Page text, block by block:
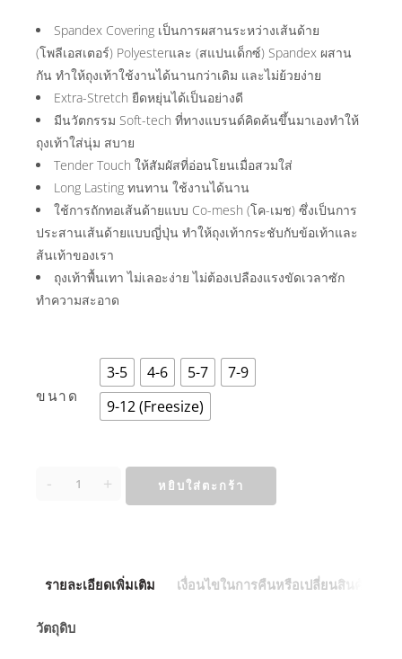
Spandex Covering เป็นการผสานระหว่างเส้นด้าย
(โพลีเอสเตอร์) Polyesterและ (สแปนเด็กซ์) Spandex ผสาน
กัน ทำให้ถุงเท้าใช้งานได้นานกว่าเดิม และไม่ย้วยง่าย
Extra-Stretch ยืดหยุ่นได้เป็นอย่างดี
มีนวัตกรรม Soft-tech ที่ทางแบรนด์คิดค้นขึ้นมาเองทำให้
ถุงเท้าใส่นุ่ม สบาย
Tender Touch ให้สัมผัสที่อ่อนโยนเมื่อสวมใส่
Long Lasting ทนทาน ใช้งานได้นาน
ใช้การถักทอเส้นด้ายแบบ Co-mesh (โค-เมช) ซึ่งเป็นการ
ประสานเส้นด้ายแบบญี่ปุ่น ทำให้ถุงเท้ากระชับกับข้อเท้าและ
ส้นเท้าของเรา
ถุงเท้าพื้นเทา ไม่เลอะง่าย ไม่ต้องเปลืองแรงขัดเวลาซัก
ทำความสะอาด
ขนาด
3-5 4-6 5-7
7-9
9-12 (Freesize)
+
- หยิบใส่ตะกร้า
รายละเอียดเพิ่มเติม เงื่อนไขในการคืนหรือเปลี่ยนสินค้า
วัตถุดิบ